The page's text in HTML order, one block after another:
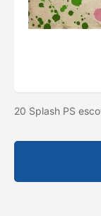
20 Splash PS